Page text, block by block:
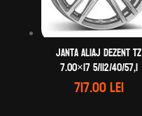
Janta aliaj DEZENT TZ
7.00×17 5/112/40/57,1
717.00lei